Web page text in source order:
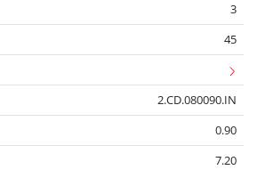
3
45
2.CD.080090.IN
0.90
7.20